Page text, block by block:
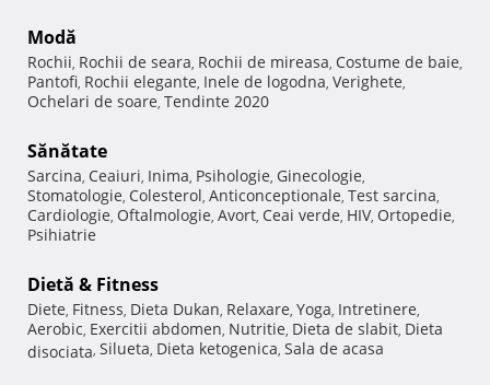
Modă
Rochii, Rochii de seara, Rochii de mireasa, Costume de baie,
Pantofi, Rochii elegante, Inele de logodna, Verighete,
Ochelari de soare, Tendinte 2020
Sănătate
Sarcina, Ceaiuri, Inima, Psihologie, Ginecologie,
Stomatologie, Colesterol, Anticonceptionale, Test sarcina,
Cardiologie, Oftalmologie, Avort, Ceai verde, HIV, Ortopedie,
Psihiatrie
Dietă & Fitness
Diete, Fitness, Dieta Dukan, Relaxare, Yoga, Intretinere,
Aerobic, Exercitii abdomen, Nutritie, Dieta de slabit, Dieta
disociata, Silueta, Dieta ketogenica, Sala de acasa